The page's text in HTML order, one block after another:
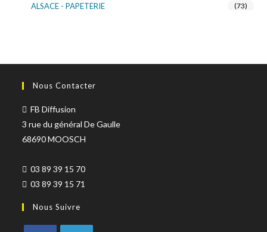
ALSACE - PAPETERIE (73)
Nous Contacter
FB Diffusion
3 rue du général De Gaulle
68690 MOOSCH
03 89 39 15 70
03 89 39 15 71
Nous Suivre